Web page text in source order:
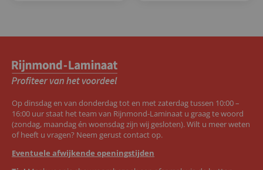
Op dinsdag en van donderdag tot en met zaterdag tussen 10:00 –
16:00 uur staat het team van Rijnmond-Laminaat u graag te woord
(zondag, maandag én woensdag zijn wij gesloten). Wilt u meer weten
of heeft u vragen? Neem gerust contact op.
Eventuele afwijkende openingstijden